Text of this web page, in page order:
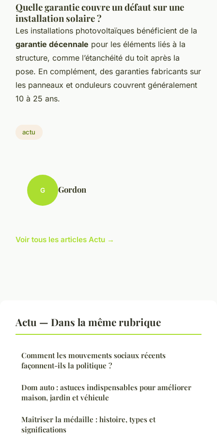
Quelle garantie couvre un défaut sur une
installation solaire ?
Les installations photovoltaïques bénéficient de la
garantie décennale pour les éléments liés à la
structure, comme l’étanchéité du toit après la
pose. En complément, des garanties fabricants sur
les panneaux et onduleurs couvrent généralement
10 à 25 ans.
actu
G Gordon
Voir tous les articles Actu →
Actu — Dans la même rubrique
Comment les mouvements sociaux récents
façonnent-ils la politique ?
Dom auto : astuces indispensables pour améliorer
maison, jardin et véhicule
Maîtriser la médaille : histoire, types et
significations